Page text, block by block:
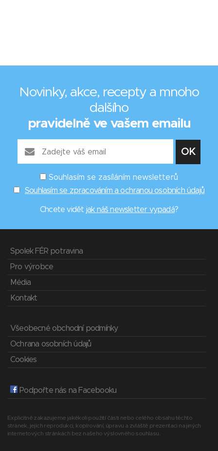
Novinky, akce, recepty a mnoho
dalšího
pravidelně ve vašem emailu
Souhlasím se zasíláním newsletterů
Souhlasím se zpracováním a ochranou osobních údajů
Chcete vidět jak náš newsletter vypadá?
Spolek FÉR potravina
Pro výrobce
Média
Kontakt
Všeobecné obchodní podmínky
Ochrana osobních údajů
Cookies
Podpořte nás na Facebooku
Explicitně zakazujeme jakékoli použití části nebo celého obsahu těchto
stránek, jejich reprodukci, kopírování, úpravu a zvláště prezentaci na jiných
internetových stránkách bez našeho výslovného souhlasu.